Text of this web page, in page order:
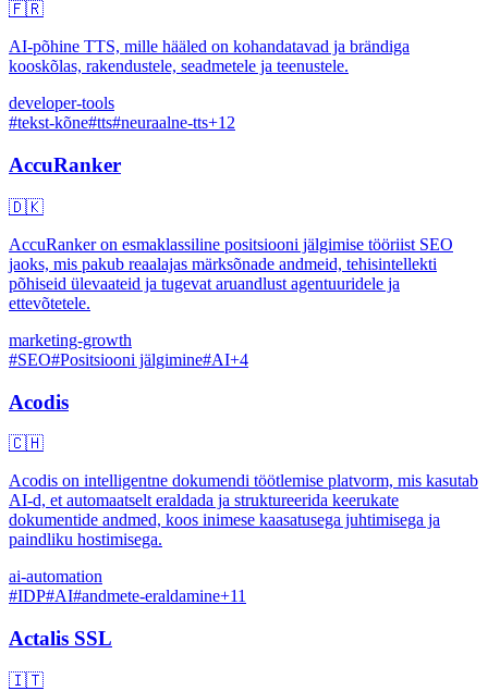
🇫🇷
AI-põhine TTS, mille hääled on kohandatavad ja brändiga
kooskõlas, rakendustele, seadmetele ja teenustele.
developer-tools
#tekst-kõne#tts#neuraalne-tts+12
AccuRanker
🇩🇰
AccuRanker on esmaklassiline positsiooni jälgimise tööriist SEO
jaoks, mis pakub reaalajas märksõnade andmeid, tehisintellekti
põhiseid ülevaateid ja tugevat aruandlust agentuuridele ja
ettevõtetele.
marketing-growth
#SEO#Positsiooni jälgimine#AI+4
Acodis
🇨🇭
Acodis on intelligentne dokumendi töötlemise platvorm, mis kasutab
AI-d, et automaatselt eraldada ja struktureerida keerukate
dokumentide andmed, koos inimese kaasatusega juhtimisega ja
paindliku hostimisega.
ai-automation
#IDP#AI#andmete-eraldamine+11
Actalis SSL
🇮🇹